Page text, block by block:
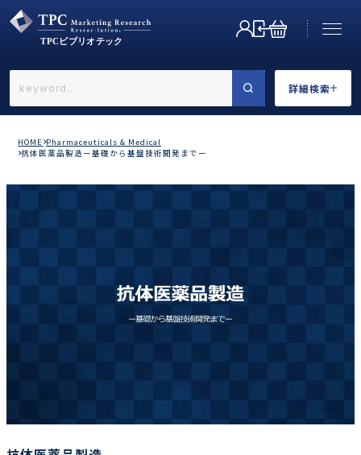
詳細検索
←戻る
調査の種類で選ぶ
HOME Pharmaceuticals & Medical
抗体医薬品製造ー基礎から基盤技術開発までー